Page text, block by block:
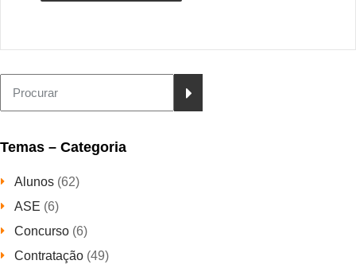
Temas – Categoria
Alunos (62)
ASE (6)
Concurso (6)
Contratação (49)